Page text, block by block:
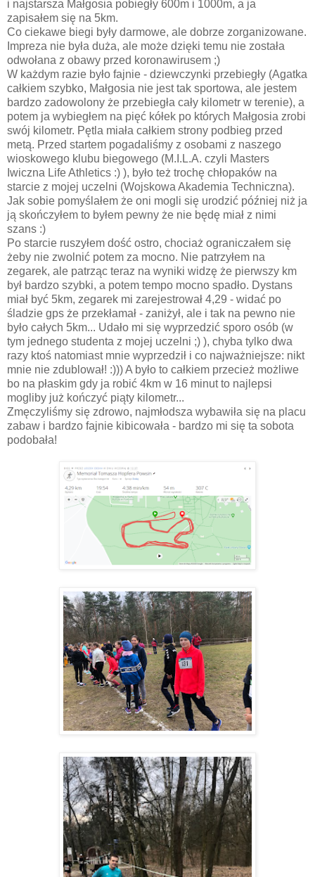
i najstarsza Małgosia pobiegły 600m i 1000m, a ja
zapisałem się na 5km.
Co ciekawe biegi były darmowe, ale dobrze zorganizowane.
Impreza nie była duża, ale może dzięki temu nie została
odwołana z obawy przed koronawirusem ;)
W każdym razie było fajnie - dziewczynki przebiegły (Agatka
całkiem szybko, Małgosia nie jest tak sportowa, ale jestem
bardzo zadowolony że przebiegła cały kilometr w terenie), a
potem ja wybiegłem na pięć kółek po których Małgosia zrobi
swój kilometr. Pętla miała całkiem strony podbieg przed
metą. Przed startem pogadaliśmy z osobami z naszego
wioskowego klubu biegowego (M.I.L.A. czyli Masters
Iwiczna Life Athletics :) ), było też trochę chłopaków na
starcie z mojej uczelni (Wojskowa Akademia Techniczna).
Jak sobie pomyślałem że oni mogli się urodzić później niż ja
ją skończyłem to byłem pewny że nie będę miał z nimi
szans :)
Po starcie ruszyłem dość ostro, chociaż ograniczałem się
żeby nie zwolnić potem za mocno. Nie patrzyłem na
zegarek, ale patrząc teraz na wyniki widzę że pierwszy km
był bardzo szybki, a potem tempo mocno spadło. Dystans
miał być 5km, zegarek mi zarejestrował 4,29 - widać po
śladzie gps że przekłamał - zaniżył, ale i tak na pewno nie
było całych 5km... Udało mi się wyprzedzić sporo osób (w
tym jednego studenta z mojej uczelni ;) ), chyba tylko dwa
razy ktoś natomiast mnie wyprzedził i co najważniejsze: nikt
mnie nie zdublował! :))) A było to całkiem przecież możliwe
bo na płaskim gdy ja robić 4km w 16 minut to najlepsi
mogliby już kończyć piąty kilometr...
Zmęczyliśmy się zdrowo, najmłodsza wybawiła się na placu
zabaw i bardzo fajnie kibicowała - bardzo mi się ta sobota
podobała!